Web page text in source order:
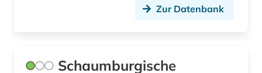
madrid (2)
Zur Datenbank
Schaumburgische